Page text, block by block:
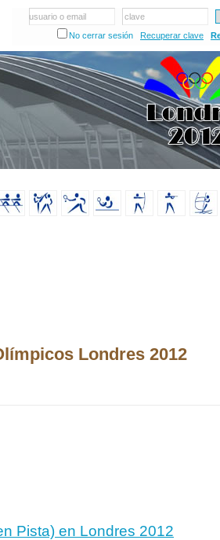
usuario o email
clave
No cerrar sesión
Recuperar clave
Londres 2012
Pista) en Londres 2012